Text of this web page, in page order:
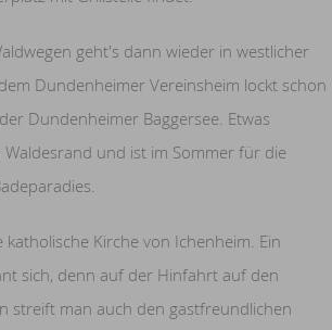
geht's dann wieder in westlicher
Dundenheimer Vereinsheim lockt schon
Dundenheimer Baggersee. Etwas
Waldesrand und ist im Sommer für die
Kirche von Ichenheim. Ein
sich, denn auf der Hinfahrt auf den
streift man auch den gastfreundlichen